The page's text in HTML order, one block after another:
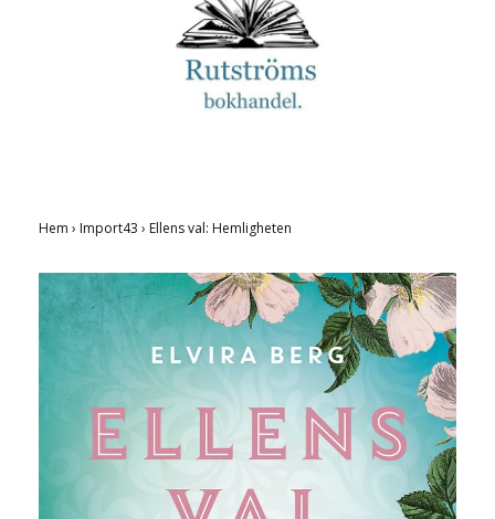
Hem › Import43 › Ellens val: Hemligheten